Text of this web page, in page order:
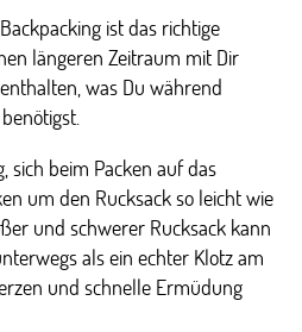
ist das richtige
längeren Zeitraum mit Dir
was Du während
sich beim Packen auf das
um den Rucksack so leicht wie
und schwerer Rucksack kann
als ein echter Klotz am
und schnelle Ermüdung